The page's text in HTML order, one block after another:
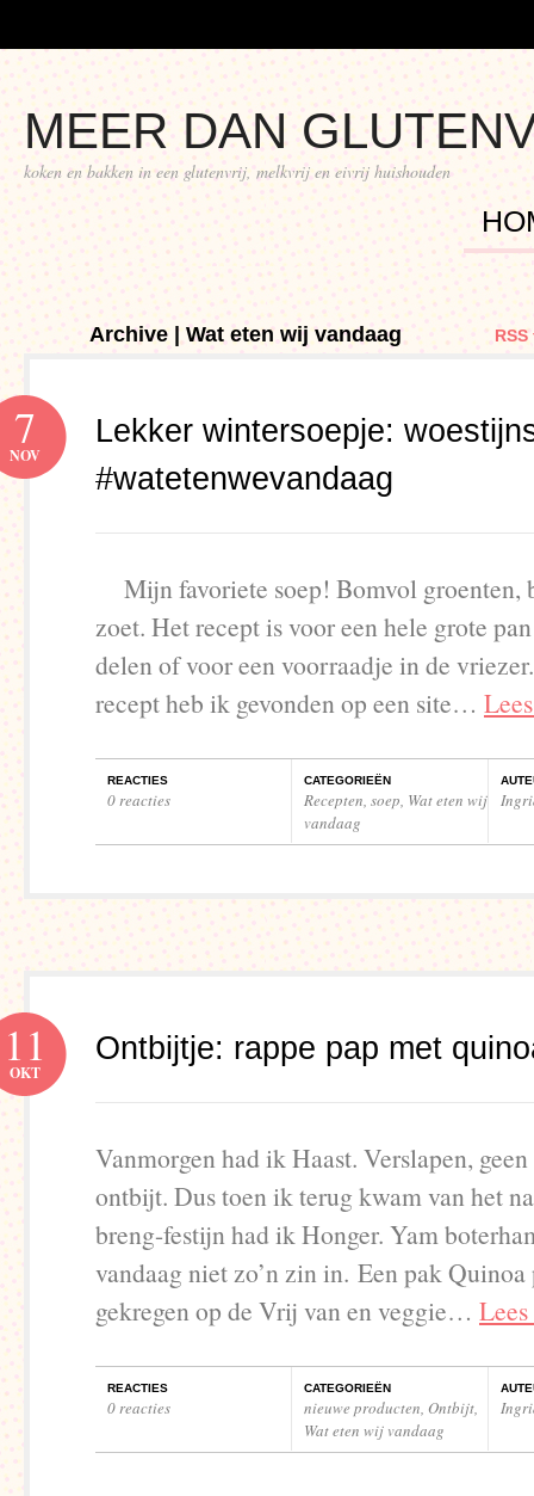
MEER DAN
koken en bakken in een glutenvrij, melkvrij en eivrij huishouden
Archive | Wat eten wij vandaag
Lekker wintersoepje:
#watetenwevandaag
7
NOV
Mijn favoriete soep! Bomvol groenten,
zoet. Het recept is voor een hele grote
delen of voor een voorraadje in de
recept heb ik gevonden op een site…
REACTIES
0 reacties
CATEGORIEËN
Recepten, soep, Wat eten wij
vandaag
Ontbijtje: rappe pap met
11
OKT
Vanmorgen had ik Haast. Verslapen,
ontbijt. Dus toen ik terug kwam van het
breng-festijn had ik Honger. Yam
vandaag niet zo’n zin in. Een pak Quinoa
gekregen op de Vrij van en veggie…
REACTIES
0 reacties
CATEGORIEËN
nieuwe producten, Ontbijt,
Wat eten wij vandaag